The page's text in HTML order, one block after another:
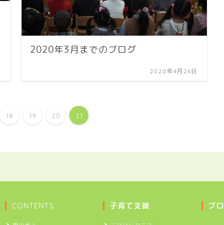
2020年3月までのブログ
2020年4月24日
18 19 20 21
CONTENTS 子育て支援 ブ